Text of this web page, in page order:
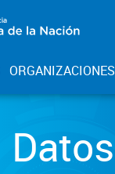
ORGANIZACIONES
Datos